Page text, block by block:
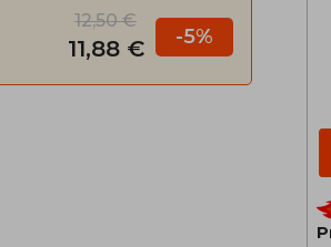
12,50 €
11,88 € -5%